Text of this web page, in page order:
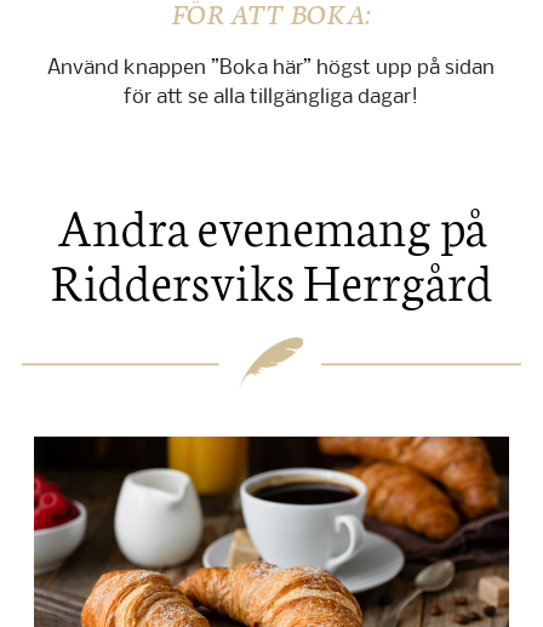
FÖR ATT BOKA:
Använd knappen ”Boka här” högst upp på sidan
för att se alla tillgängliga dagar!
Andra evenemang på
Riddersviks Herrgård